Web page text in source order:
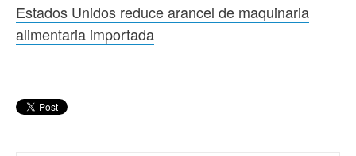
Estados Unidos reduce arancel de maquinaria
alimentaria importada